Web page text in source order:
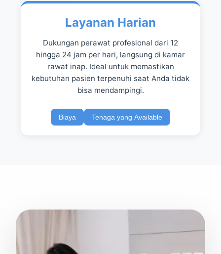
Layanan Harian
Dukungan perawat profesional dari 12
hingga 24 jam per hari, langsung di kamar
rawat inap. Ideal untuk memastikan
kebutuhan pasien terpenuhi saat Anda tidak
bisa mendampingi.
Biaya Tenaga yang Available